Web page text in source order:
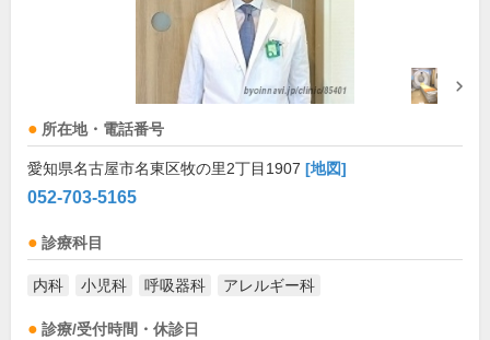
所在地・電話番号
愛知県名古屋市名東区牧の里2丁目1907 [地図]
052-703-5165
診療科目
内科 小児科 呼吸器科 アレルギー科
診療/受付時間・休診日